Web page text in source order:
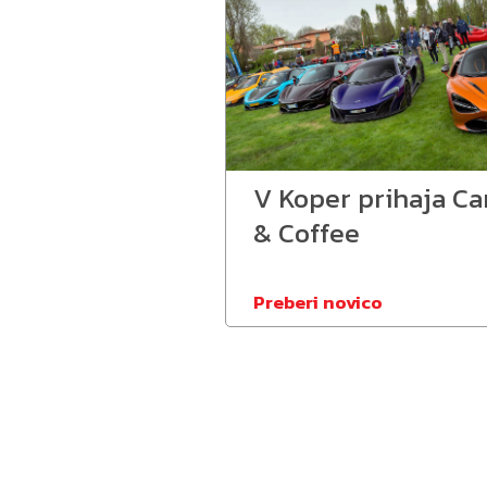
V Koper prihaja
& Coffee
Preberi novico